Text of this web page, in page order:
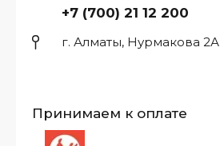
+7 (700) 21 12 200
г. Алматы, Нурмакова 2А
Принимаем к оплате